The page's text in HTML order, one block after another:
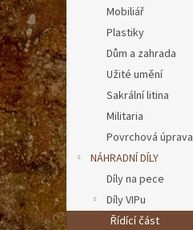
n
n
í
p
a
n
e
l
Mobiliář
Plastiky
Dům a zahrada
Užité umění
Sakrální litina
Militaria
Povrchová úprava
NÁHRADNÍ DÍLY
Díly na pece
Díly VIPu
Řídící část